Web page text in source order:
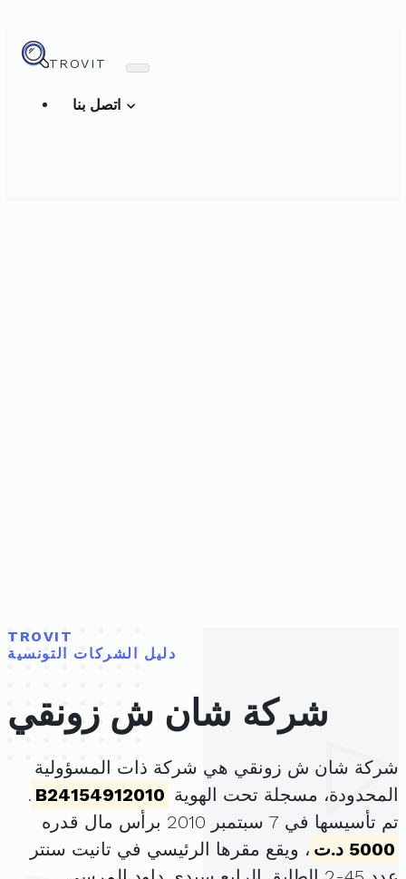
TROVIT
TROVIT
دليل الشركات التونسية
شركة شان ش زونقي
شركة شان ش زونقي هي شركة ذات المسؤولية
المحدودة، مسجلة تحت الهوية B24154912010
.
تم تأسيسها في 7 سبتمبر 2010 برأس مال قدره
5000 د.ت
، ويقع مقرها الرئيسي في تانيت سنتر